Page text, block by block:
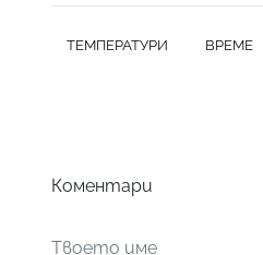
ТЕМПЕРАТУРИ ВРЕМЕ
Коментари